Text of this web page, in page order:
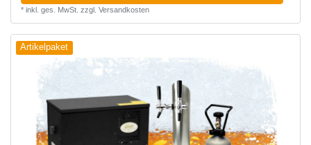
* inkl. ges. MwSt. zzgl. Versandkosten
Artikelpaket